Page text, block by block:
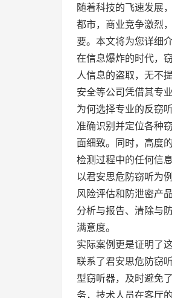
随着科技的飞速发展
都市，商业竞争激烈
要。本文将为您详细
在信息爆炸的时代，
人信息的盗取，无不
安全等公司凭借其专
为何选择专业的反窃
准确识别并定位各种
面细致。同时，高度
检测过程中的任何信息
以君安思危防窃听为
风险评估和防泄密产
分析与报告、清除与
满意度。
实际案例更是证明了
联系了君安思危防窃
型窃听器，及时避免
务，技术人员在客厅